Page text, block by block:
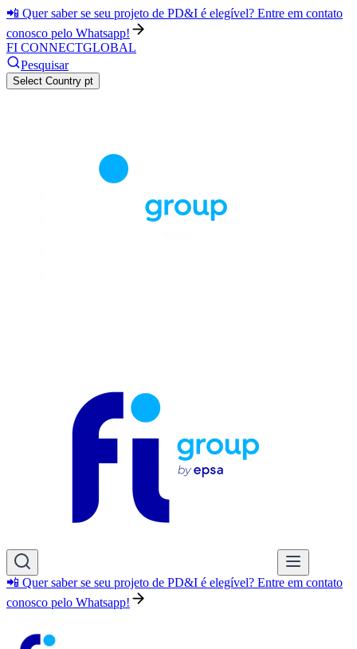
📲 Quer saber se seu projeto de PD&I é elegível? Entre em contato
conosco pelo Whatsapp!
FI CONNECTGLOBAL
Pesquisar
Select Country pt
📲 Quer saber se seu projeto de PD&I é elegível? Entre em contato
conosco pelo Whatsapp!